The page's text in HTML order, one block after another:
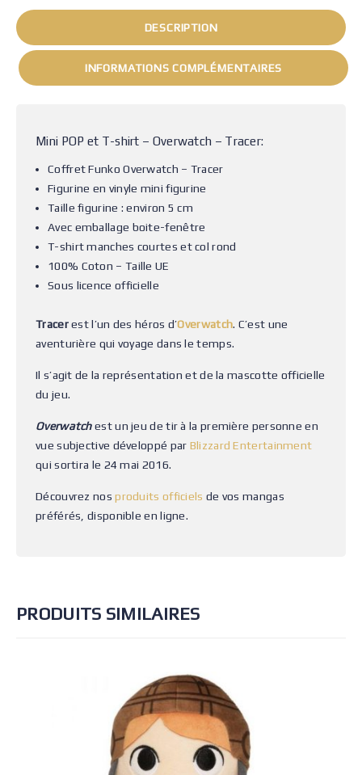
DESCRIPTION
INFORMATIONS COMPLÉMENTAIRES
Mini POP et T-shirt – Overwatch – Tracer:
Coffret Funko Overwatch – Tracer
Figurine en vinyle mini figurine
Taille figurine : environ 5 cm
Avec emballage boite-fenêtre
T-shirt manches courtes et col rond
100% Coton – Taille UE
Sous licence officielle
Tracerest l’un des héros d’Overwatch. C’est une
aventurière qui voyage dans le temps.
Il s’agit de la représentation et de la mascotte officielle
du jeu.
Overwatchest un jeu de tir à la première personne en
vue subjective développé par Blizzard Entertainment
qui sortira le 24 mai 2016.
Découvrez nosproduits officiels de vos mangas
préférés, disponible en ligne.
PRODUITS SIMILAIRES